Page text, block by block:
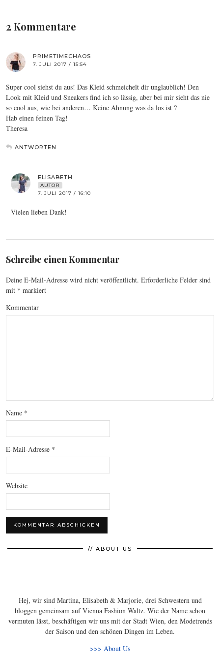
2 Kommentare
PRIMETIMECHAOS
7. JULI 2017 / 15:54
Super cool siehst du aus! Das Kleid schmeichelt dir unglaublich! Den
Look mit Kleid und Sneakers find ich so lässig, aber bei mir sieht das nie
so cool aus, wie bei anderen… Keine Ahnung was da los ist ?
Hab einen feinen Tag!
Theresa
ANTWORTEN
ELISABETH
AUTOR
7. JULI 2017 / 16:10
Vielen lieben Dank!
Schreibe einen Kommentar
Deine E-Mail-Adresse wird nicht veröffentlicht. Erforderliche Felder sind
mit * markiert
Kommentar
Name *
E-Mail-Adresse *
Website
// ABOUT US
Hej, wir sind Martina, Elisabeth & Marjorie, drei Schwestern und
bloggen gemeinsam auf Vienna Fashion Waltz. Wie der Name schon
vermuten lässt, beschäftigen wir uns mit der Stadt Wien, den Modetrends
der Saison und den schönen Dingen im Leben.
>>> About Us